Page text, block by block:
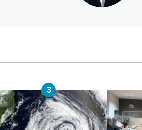
3